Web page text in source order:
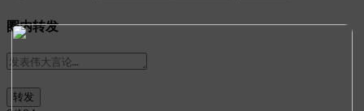
圈内转发